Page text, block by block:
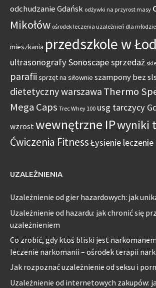
odchudzanie Gdańsk odżywki na przyrost masy
Mikołów ośrodek leczenia uzależnień dla
mieszkania przedszkole w
ultrasonografy Sonoscape sprzedaż
parafii sprzęt na siłownie szampony bez sls
dietetyczny warszawa Thermo
Mega Caps Trec Whey 100 usg tarczycy
wzrost wewnętrzne IPwyniki
Ćwiczenia FitnessŁysienie leczenie
UZALEŻNIENIA
Uzależnienie od gier hazardowych: jak
Uzależnienie od hazardu: jak chronić się
uzależnieniem
Co zrobić, gdy ktoś bliski jest
leczenie narkomanii – ośrodek terapii
Jak rozpoznać uzależnienie od seksu i
Uzależnienie od internetowych zakupów: